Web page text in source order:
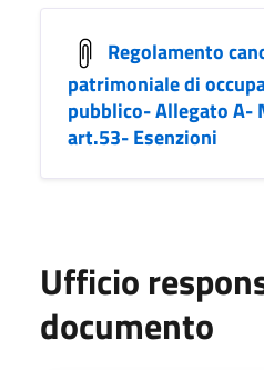
Regolamento
patrimoniale di
pubblico- Allegato A-
art.53- Esenzioni
Ufficio
documento